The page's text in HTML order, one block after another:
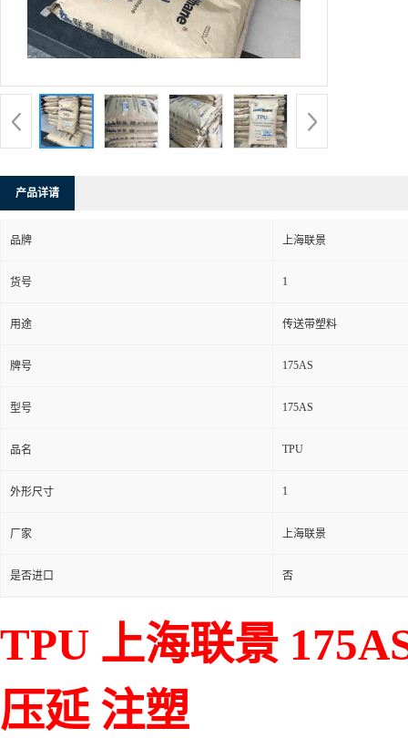
产品详请
品牌 上海联景
货号 1
用途 传送带塑料
牌号 175AS
型号 175AS
品名 TPU
外形尺寸 1
厂家 上海联景
是否进口 否
TPU 上海联景
压延 注塑